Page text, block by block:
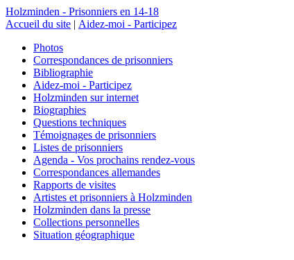
Holzminden - Prisonniers en 14-18
Accueil du site | Aidez-moi - Participez
Photos
Correspondances de prisonniers
Bibliographie
Aidez-moi - Participez
Holzminden sur internet
Biographies
Questions techniques
Témoignages de prisonniers
Listes de prisonniers
Agenda - Vos prochains rendez-vous
Correspondances allemandes
Rapports de visites
Artistes et prisonniers à Holzminden
Holzminden dans la presse
Collections personnelles
Situation géographique